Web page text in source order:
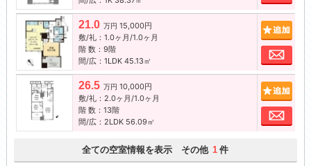
21.0 万円 15,000円
敷/礼：1.0ヶ月/1.0ヶ月
階 数：9階
間/広：1LDK 45.13㎡
お
26.5 万円 10,000円
敷/礼：2.0ヶ月/1.0ヶ月
階 数：13階
間/広：2LDK 56.09㎡
お
全ての空室情報を表示 その他 1 件